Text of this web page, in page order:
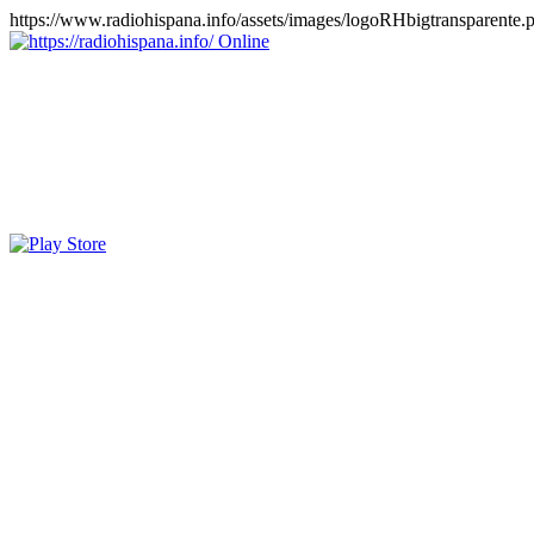
https://www.radiohispana.info/assets/images/
Online